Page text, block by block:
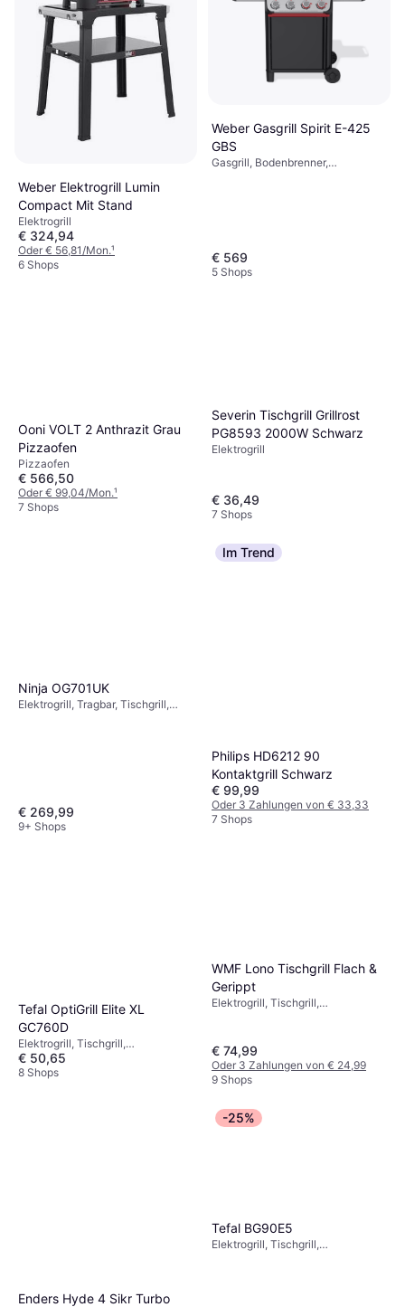
Weber Elektrogrill Lumin
Compact Mit Stand
Elektrogrill
€ 324,94
Oder € 56,81/Mon.¹
6 Shops
Weber Gasgrill Spirit E-425
GBS
Gasgrill, Bodenbrenner,
€ 569
5 Shops
Ooni VOLT 2 Anthrazit Grau
Pizzaofen
Pizzaofen
€ 566,50
Oder € 99,04/Mon.¹
7 Shops
Severin Tischgrill Grillrost
PG8593 2000W Schwarz
Elektrogrill
€ 36,49
7 Shops
Ninja OG701UK
Elektrogrill, Tragbar, Tischgrill,
Spülmaschinenfeste Teile
€ 269,99
9+ Shops
Im Trend
Philips HD6212 90
Kontaktgrill Schwarz
€ 99,99
Oder 3 Zahlungen von € 33,33
7 Shops
Tefal OptiGrill Elite XL
GC760D
Elektrogrill, Tischgrill,
Fettauffangschale,
Herausnehmbare Platten,
€ 50,65
8 Shops
WMF Lono Tischgrill Flach &
Gerippt
Elektrogrill, Tischgrill,
Temperaturregler,
Spülmaschinenfeste Teile
€ 74,99
Oder 3 Zahlungen von € 24,99
9 Shops
Enders Hyde 4 Sikr Turbo
-25%
Tefal BG90E5
Elektrogrill, Tischgrill,